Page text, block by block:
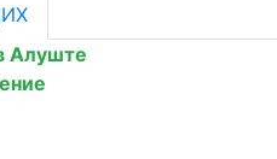
Алуште